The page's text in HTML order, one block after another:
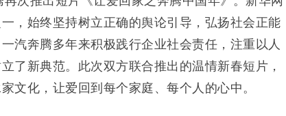
，始终坚持树立正确的舆论引导，弘扬社会正能
汽奔腾多年来积极践行企业社会责任，注重以人
了新典范。此次双方联合推出的温情新春短片，
文化，让爱回到每个家庭、每个人的心中。